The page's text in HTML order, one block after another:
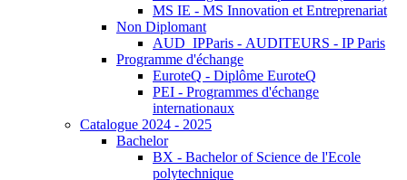
MS IE - MS Innovation et Entreprenariat
Non Diplomant
AUD_IPParis - AUDITEURS - IP Paris
Programme d'échange
EuroteQ - Diplôme EuroteQ
PEI - Programmes d'échange
internationaux
Catalogue 2024 - 2025
Bachelor
BX - Bachelor of Science de l'Ecole
polytechnique